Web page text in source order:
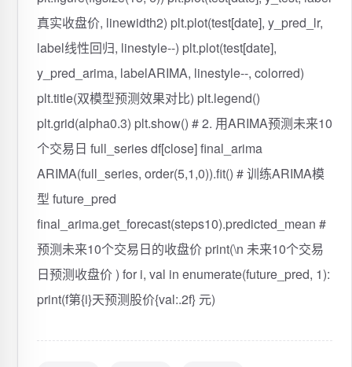
真实收盘价, linewidth2) plt.plot(test[date], y_pred_lr,
label线性回归, linestyle--) plt.plot(test[date],
y_pred_arima, labelARIMA, linestyle--, colorred)
plt.title(双模型预测效果对比) plt.legend()
plt.grid(alpha0.3) plt.show() # 2. 用ARIMA预测未来10
个交易日 full_series df[close] final_arima
ARIMA(full_series, order(5,1,0)).fit() # 训练ARIMA模
型 future_pred
final_arima.get_forecast(steps10).predicted_mean #
预测未来10个交易日的收盘价 print(\n 未来10个交易
日预测收盘价 ) for i, val in enumerate(future_pred, 1):
print(f第{i}天预测股价{val:.2f} 元)